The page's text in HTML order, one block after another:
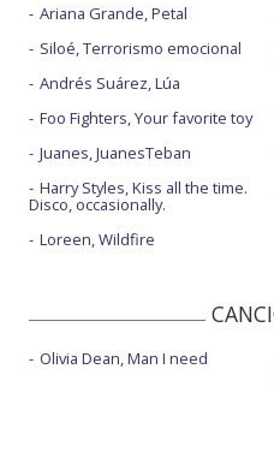
Ariana Grande, Petal
Siloé, Terrorismo emocional
Andrés Suárez, Lúa
Foo Fighters, Your favorite toy
Juanes, JuanesTeban
Harry Styles, Kiss all the time.
Disco, occasionally.
Loreen, Wildfire
Olivia Dean, Man I need